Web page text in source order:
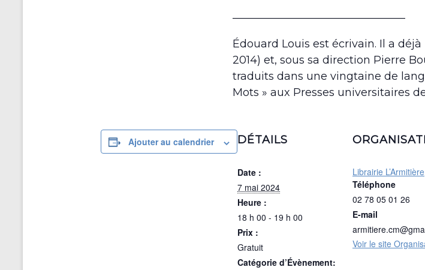
————————————————
Édouard Louis est écrivain. Il a
2014) et, sous sa direction Pierre
traduits dans une vingtaine de
Mots » aux Presses universitaires
Ajouter au calendrier DÉTAILS
Date :
7 mai 2024
Heure :
18 h 00 - 19 h 00
Prix :
Gratuit
Catégorie d’Évènement:
Librairie L’Armitière
Téléphone
02 78 05 01 26
E-mail
Voir le site